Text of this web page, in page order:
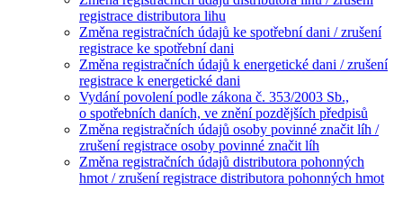
registrace distributora lihu
Změna registračních údajů ke spotřební dani / zrušení
registrace ke spotřební dani
Změna registračních údajů k energetické dani / zrušení
registrace k energetické dani
Vydání povolení podle zákona č. 353/2003 Sb.,
o spotřebních daních, ve znění pozdějších předpisů
Změna registračních údajů osoby povinné značit líh /
zrušení registrace osoby povinné značit líh
Změna registračních údajů distributora pohonných
hmot / zrušení registrace distributora pohonných hmot